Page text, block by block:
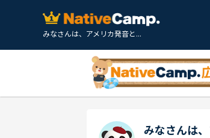
みなさんは、アメリカ発音と...
みなさんは